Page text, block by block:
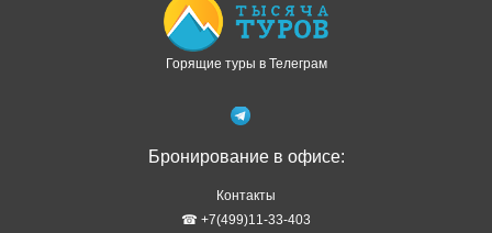
Горящие туры в Телеграм
Бронирование в офисе:
Контакты
☎ +7(499)11-33-403